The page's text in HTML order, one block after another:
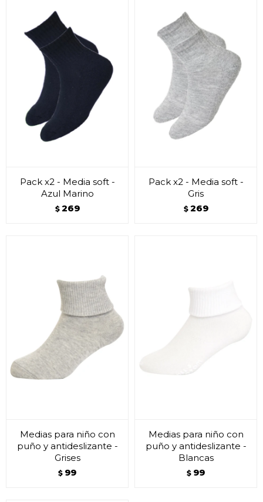
Pack x2 - Media soft -
Azul Marino
$ 269
Pack x2 - Media soft -
Gris
$ 269
Medias para niño con
puño y antideslizante -
Grises
$ 99
Medias para niño con
puño y antideslizante -
Blancas
$ 99